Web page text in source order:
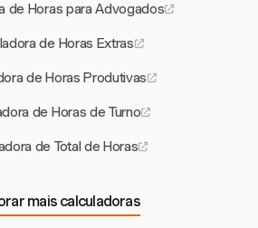
de Horas para Advogados
de Horas Extras
de Horas Produtivas
de Horas de Turno
de Total de Horas
mais calculadoras